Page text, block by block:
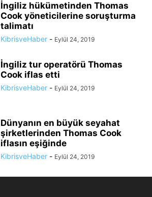
İngiliz hükümetinden Thomas
Cook yöneticilerine soruşturma
talimatı
KibrisveHaber - Eylül 24, 2019
İngiliz tur operatörü Thomas
Cook iflas etti
KibrisveHaber - Eylül 24, 2019
Dünyanın en büyük seyahat
şirketlerinden Thomas Cook
iflasın eşiğinde
KibrisveHaber - Eylül 24, 2019